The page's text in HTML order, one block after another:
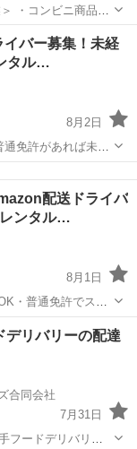
・コンビニ商品の
予備棚よりフォー
された商品をフォ
バー募集！未経
タル…
8月2日
免許があれば未経
能です♪主な業務
」「スマホ操作で
配送ドライバ
ンタル…
8月1日
・普通免許でスタ
稼げる」軽貨物ド
せんか？普通免許
リバリーの配達
合同会社
7月31日
フードデリバリー